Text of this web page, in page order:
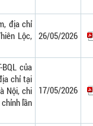
địa chỉ
Lộc, 26/05/2026
của
chỉ tại
Nội, chi
lần
17/05/2026